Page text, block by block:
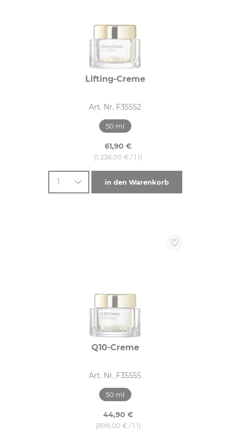
Lifting-Creme
Art. Nr. F35552
50 ml
61,90 €
(1.238,00 € / 1 l)
1 in den Warenkorb
Q10-Creme
Art. Nr. F35555
50 ml
44,90 €
(898,00 € / 1 l)